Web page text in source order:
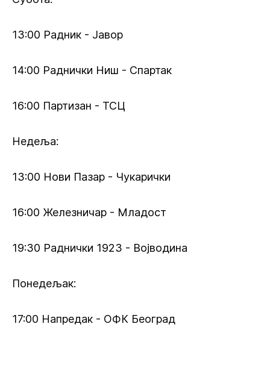
13:00 Радник - Јавор
14:00 Раднички Ниш - Спартак
16:00 Партизан - ТСЦ
Недеља:
13:00 Нови Пазар - Чукарички
16:00 Железничар - Младост
19:30 Раднички 1923 - Војводина
Понедељак:
17:00 Напредак - ОФК Београд